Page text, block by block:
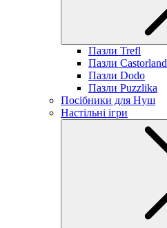
Пазли Trefl
Пазли Castorland
Пазли Dodo
Пазли Puzzlika
Посібники для Нуш
Настільні ігри